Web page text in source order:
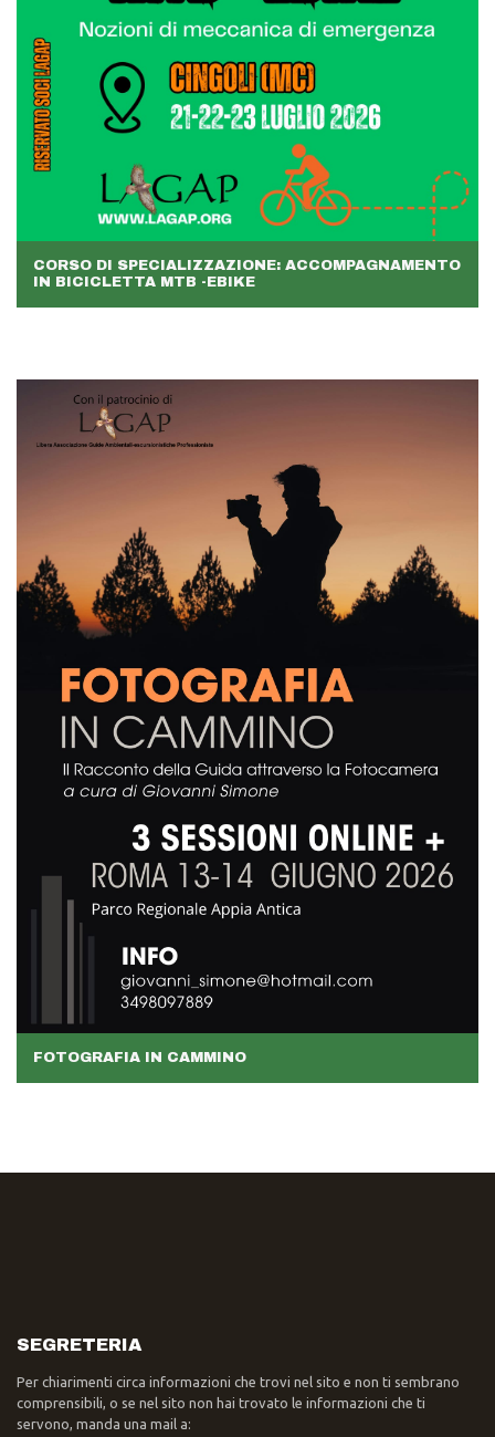
CORSO DI SPECIALIZZAZIONE: ACCOMPAGNAMENTO
IN BICICLETTA MTB -EBIKE
FOTOGRAFIA IN CAMMINO
SEGRETERIA
Per chiarimenti circa informazioni che trovi nel sito e non ti sembrano
comprensibili, o se nel sito non hai trovato le informazioni che ti
servono, manda una mail a: